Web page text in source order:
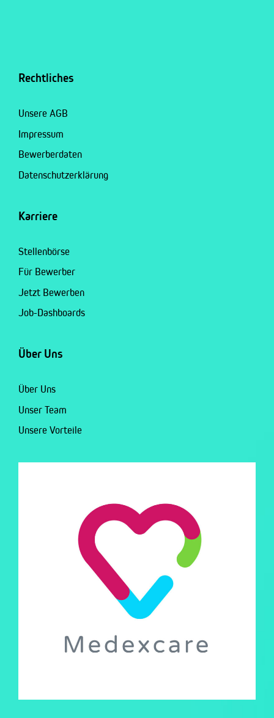
Rechtliches
Unsere AGB
Impressum
Bewerberdaten
Datenschutzerklärung
Karriere
Stellenbörse
Für Bewerber
Jetzt Bewerben
Job-Dashboards
Über Uns
Über Uns
Unser Team
Unsere Vorteile